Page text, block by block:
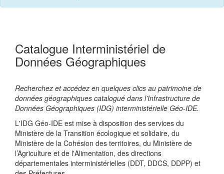
Catalogue Interministériel de
Données Géographiques
Recherchez et accédez en quelques clics au patrimoine de
données géographiques catalogué dans l'Infrastructure de
Données Géographiques (IDG) interministérielle Géo-IDE.
L'IDG Géo-IDE est mise à disposition des services du
Ministère de la Transition écologique et solidaire, du
Ministère de la Cohésion des territoires, du Ministère de
l’Agriculture et de l'Alimentation, des directions
départementales interministérielles (DDT, DDCS, DDPP) et